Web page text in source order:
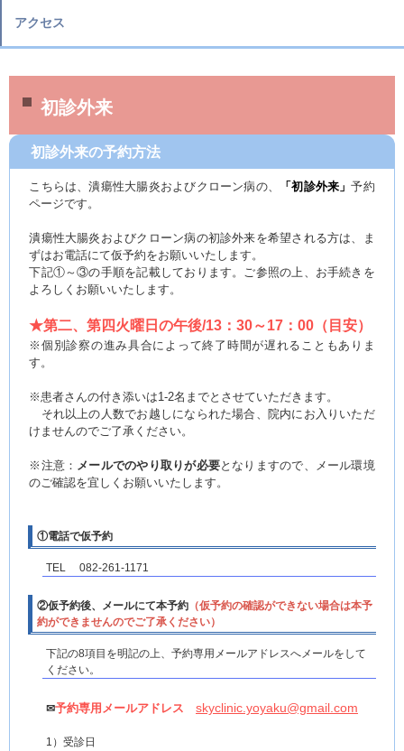
アクセス
初診外来
初診外来の予約方法
こちらは、潰瘍性大腸炎およびクローン病の、 「初診外来」予約
ページです。
潰瘍性大腸炎およびクローン病の初診外来を希望される方は、ま
ずはお電話にて仮予約をお願いいたします。
下記①～③の手順を記載しております。ご参照の上、お手続きを
よろしくお願いいたします。
★第二、第四火曜日の午後/13：30～17：00（目安）
※個別診察の進み具合によって終了時間が遅れることもありま
す。
※患者さんの付き添いは1-2名までとさせていただきます。
それ以上の人数でお越しになられた場合、院内にお入りいただ
けませんのでご了承ください。
※注意： メールでのやり取りが必要となりますので、メール環境
のご確認を宜しくお願いいたします。
①電話で仮予約
TEL 082-261-1171
②仮予約後、メールにて本予約 （仮予約の確認ができない場合は本予
約ができませんのでご了承ください）
下記の8項目を明記の上、予約専用メールアドレスへメールをして
ください。
✉予約専用メールアドレス skyclinic.yoyaku@gmail.com
1）受診日